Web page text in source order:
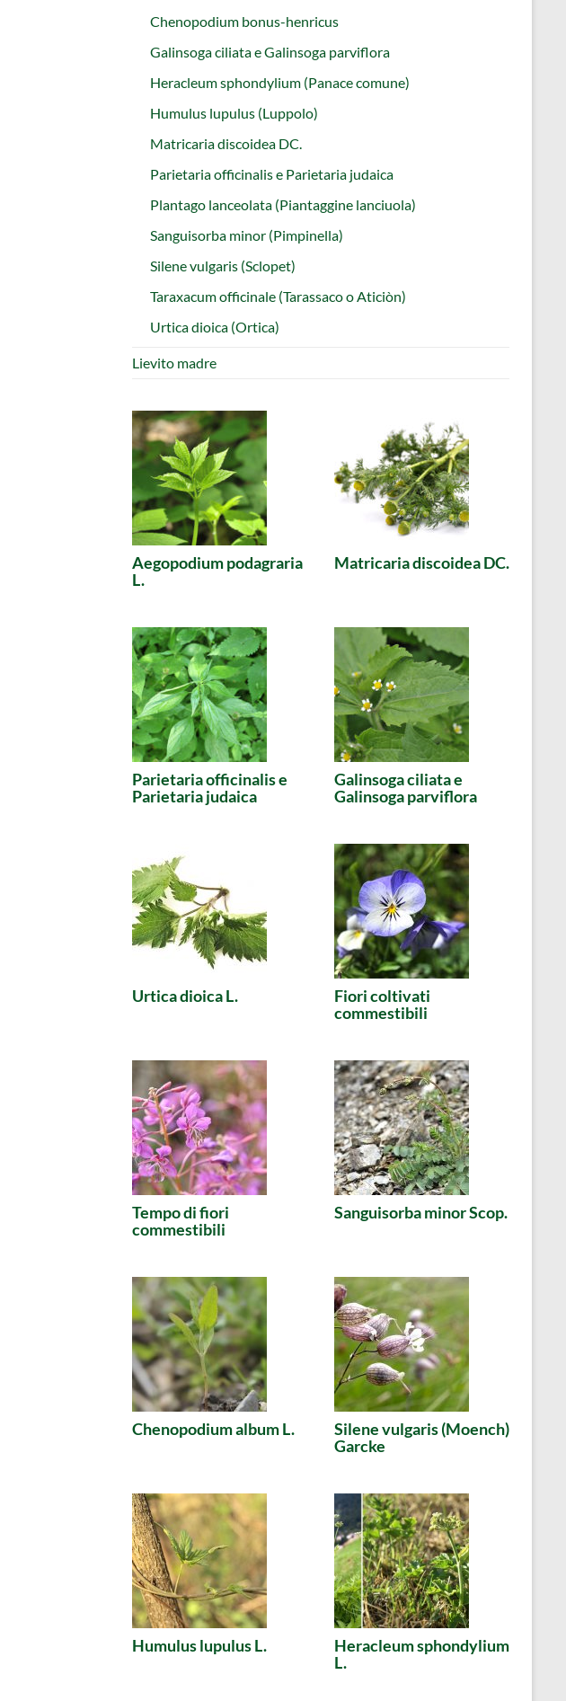
Chenopodium bonus-henricus
Galinsoga ciliata e Galinsoga parviflora
Heracleum sphondylium (Panace comune)
Humulus lupulus (Luppolo)
Matricaria discoidea DC.
Parietaria officinalis e Parietaria judaica
Plantago lanceolata (Piantaggine lanciuola)
Sanguisorba minor (Pimpinella)
Silene vulgaris (Sclopet)
Taraxacum officinale (Tarassaco o Aticiòn)
Urtica dioica (Ortica)
Lievito madre
Aegopodium podagraria
L.
Matricaria discoidea DC.
Parietaria officinalis e
Parietaria judaica
Galinsoga ciliata e
Galinsoga parviflora
Urtica dioica L.
Fiori coltivati
commestibili
Tempo di fiori
commestibili
Sanguisorba minor Scop.
Chenopodium album L.
Silene vulgaris (Moench)
Garcke
Humulus lupulus L.
Heracleum sphondylium
L.